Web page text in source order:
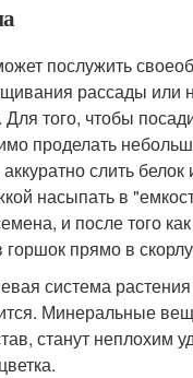
послужить
рассады или
того, чтобы
проделать
слить белок
насыпать в
и после того
горшок прямо в
система растения
Минеральные
станут неплохим